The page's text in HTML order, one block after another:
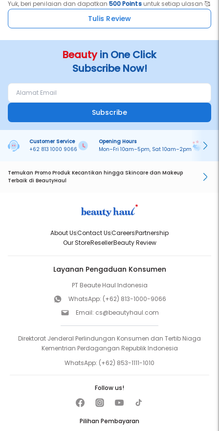
Yuk, beri penilaian dan dapatkan500 Pointsuntuk setiap ulasan 🥰
Tulis Review
Beautyin One Click
Subscribe Now!
Subscribe
Customer Service
+62 813 1000 9066
Opening Hours
Mon–Fri 10am–5pm, Sat 10am–2pm
Temukan Promo Produk Kecantikan hingga Skincare dan Makeup
Terbaik di BeautyHaul
About UsContact UsCareersPartnership
Our StoreResellerBeauty Review
Layanan Pengaduan Konsumen
PT Beaute Haul Indonesia
WhatsApp: (+62) 813-1000-9066
Email: cs@beautyhaul.com
Direktorat Jenderal Perlindungan Konsumen dan Tertib Niaga
Kementrian Perdagangan Republik Indonesia
WhatsApp: (+62) 853-1111-1010
Pilihan Pembayaran
Follow us!